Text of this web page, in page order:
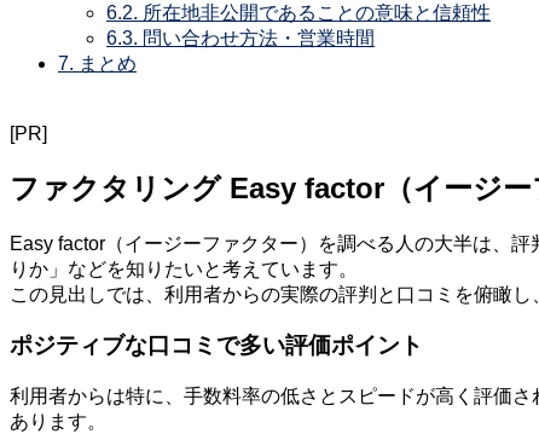
6.2. 所在地非公開であることの意味と信頼性
6.3. 問い合わせ方法・営業時間
7. まとめ
[PR]
ファクタリング Easy factor（イージ
Easy factor（イージーファクター）を調べる人の大半は、
りか」などを知りたいと考えています。
この見出しでは、利用者からの実際の評判と口コミを俯瞰し
ポジティブな口コミで多い評価ポイント
利用者からは特に、手数料率の低さとスピードが高く評価
あります。